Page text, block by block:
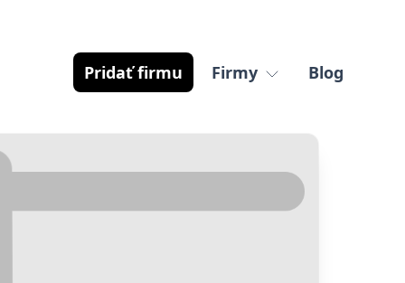
Pridať firmu Firmy Blog